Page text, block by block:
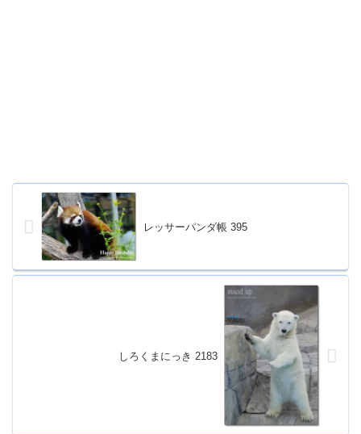
レッサーパンダ帳 395
しろくまにっき 2183